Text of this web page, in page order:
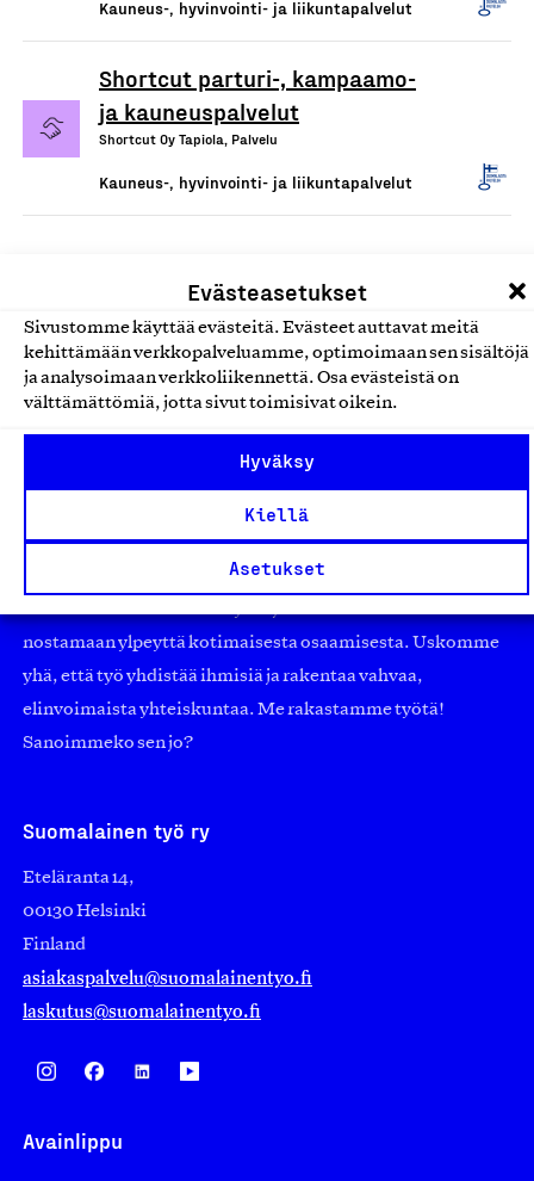
Evästeasetukset
Sivustomme käyttää evästeitä. Evästeet auttavat meitä
kehittämään verkkopalveluamme, optimoimaan sen sisältöjä
ja analysoimaan verkkoliikennettä. Osa evästeistä on
välttämättömiä, jotta sivut toimisivat oikein.
Hyväksy
Kiellä
Asetukset
Kauneus-, hyvinvointi- ja liikuntapalvelut
Shortcut parturi-, kampaamo-
ja kauneuspalvelut
Shortcut Oy Tapiola, Palvelu
Kauneus-, hyvinvointi- ja liikuntapalvelut
työmarkkinajärjestöistä riippumaton yhdistys.
Jäseninämme on koko suomalaisen yhteiskunnan kirjo
pienistä pajoista ja yhteisöistä kansainvälisiin
suuryrityksiin. Meidät on perustettu yli 100 vuotta sitten
nostamaan ylpeyttä kotimaisesta osaamisesta. Uskomme
yhä, että työ yhdistää ihmisiä ja rakentaa vahvaa,
elinvoimaista yhteiskuntaa. Me rakastamme työtä!
Sanoimmeko sen jo?
Suomalainen työ ry
Eteläranta 14,
00130 Helsinki
Finland
asiakaspalvelu@suomalainentyo.fi
laskutus@suomalainentyo.fi
Avainlippu